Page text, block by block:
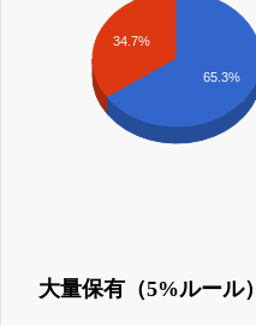
34.7%
65.3%
大量保有（5%ルール）